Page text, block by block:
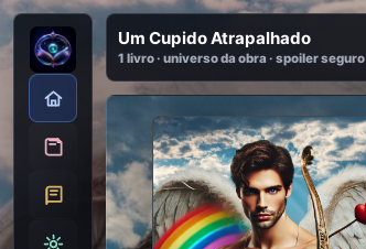
Um Cupido Atrapalhado
1 livro · universo da obra · spoiler seguro